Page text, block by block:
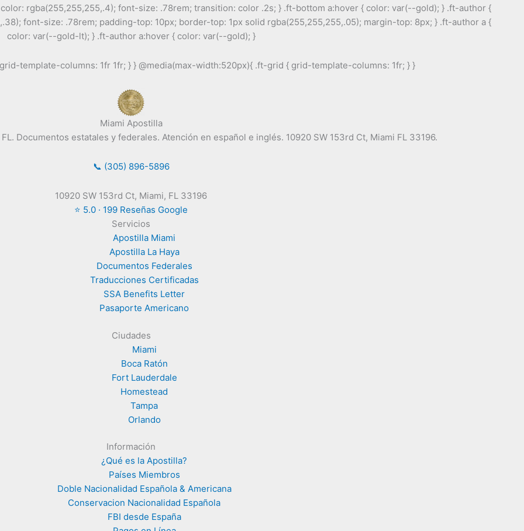
rgba(255,255,255,.4); font-size: .78rem; transition: color .2s; } .ft-bottom a:hover { color: var(--gold); } .ft-author {
font-size: .78rem; padding-top: 10px; border-top: 1px solid rgba(255,255,255,.05); margin-top: 8px; } .ft-author a {
color: var(--gold-lt); } .ft-author a:hover { color: var(--gold); }
template-columns: 1fr 1fr; } } @media(max-width:520px){ .ft-grid { grid-template-columns: 1fr; } }
Miami Apostilla
Documentos estatales y federales. Atención en español e inglés. 10920 SW 153rd Ct, Miami FL 33196.
📞 (305) 896-5896
10920 SW 153rd Ct, Miami, FL 33196
⭐ 5.0 · 199 Reseñas Google
Servicios
Apostilla Miami
Apostilla La Haya
Documentos Federales
Traducciones Certificadas
SSA Benefits Letter
Pasaporte Americano
Ciudades
Miami
Boca Ratón
Fort Lauderdale
Homestead
Tampa
Orlando
Información
¿Qué es la Apostilla?
Países Miembros
Doble Nacionalidad Española & Americana
Conservacion Nacionalidad Española
FBI desde España